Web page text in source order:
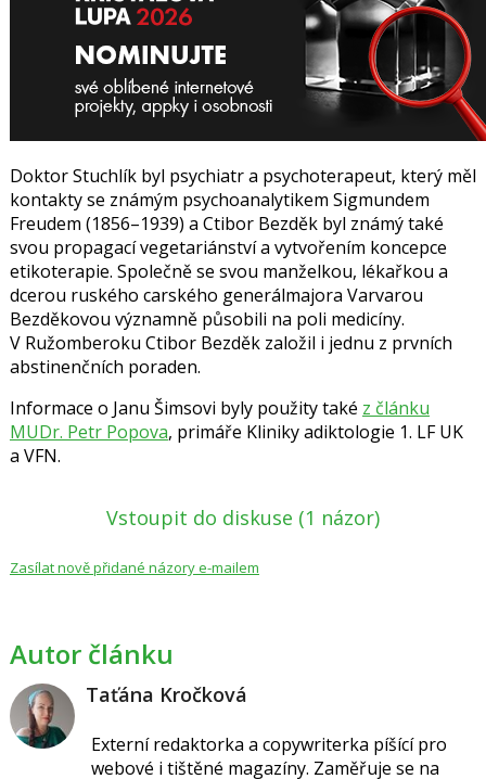
Doktor Stuchlík byl psychiatr a psychoterapeut, který měl
kontakty se známým psychoanalytikem Sigmundem
Freudem (1856–1939) a Ctibor Bezděk byl známý také
svou propagací vegetariánství a vytvořením koncepce
etikoterapie. Společně se svou manželkou, lékařkou a
dcerou ruského carského generálmajora Varvarou
Bezděkovou významně působili na poli medicíny.
V Ružomberoku Ctibor Bezděk založil i jednu z prvních
abstinenčních poraden.
Informace o Janu Šimsovi byly použity také z článku
MUDr. Petr Popova, primáře Kliniky adiktologie 1. LF UK
a VFN.
Vstoupit do diskuse (1 názor)
Zasílat nově přidané názory e-mailem
Autor článku
Taťána Kročková
Externí redaktorka a copywriterka píšící pro
webové i tištěné magazíny. Zaměřuje se na